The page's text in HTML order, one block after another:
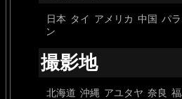
日本 タイ アメリカ 中国 パ
ン
撮影地
北海道 沖縄 アユタヤ 奈良